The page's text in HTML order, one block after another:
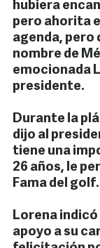
hubiera
pero ahorita
agenda, pero
nombre de
emocionada
presidente.
Durante la
dijo al
tiene una
26 años, le
Fama del golf.
Lorena indicó
apoyo a su